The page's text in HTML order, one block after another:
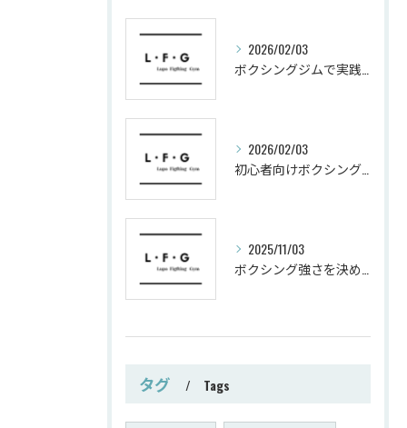
2026/02/03
2026/02/03
2025/11/03
タグ Tags